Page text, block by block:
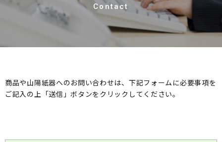
Contact
商品や山陽紙器へのお問い合わせは、下記フォームに必要事項を
ご記入の上「送信」ボタンをクリックしてください。